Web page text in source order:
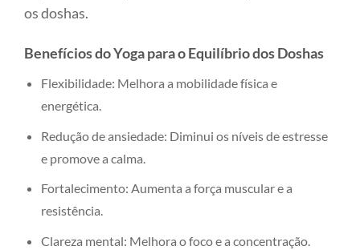
os doshas.
Benefícios do Yoga para o Equilíbrio dos Doshas
Flexibilidade: Melhora a mobilidade física e
energética.
Redução de ansiedade: Diminui os níveis de estresse
e promove a calma.
Fortalecimento: Aumenta a força muscular e a
resistência.
Clareza mental: Melhora o foco e a concentração.